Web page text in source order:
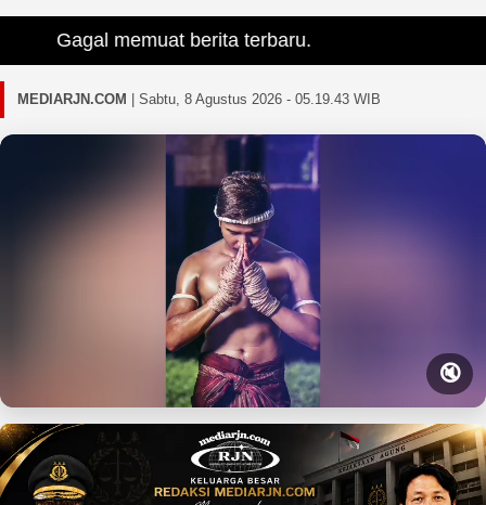
Gagal memuat berita terbaru.
MEDIARJN.COM Sabtu, 8 Agustus 2026 - 05.19.45 WIB
🔇